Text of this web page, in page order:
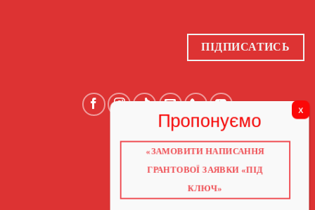
ПІДПИСАТИСЬ
ГОЛОВНА
ГРАНТИ 2026
«ЗАМОВИТИ НАПИСАННЯ
ГРАНТОВОЇ ЗАЯВКИ «ПІД
КЛЮЧ»